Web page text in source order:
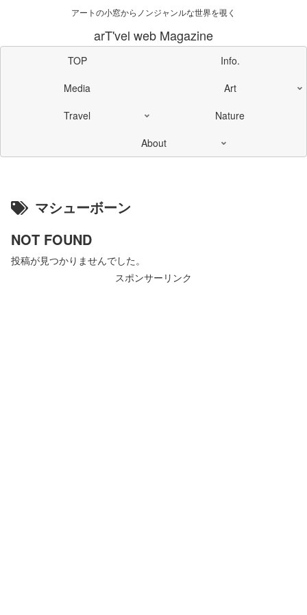
アートの小窓からノンジャンルな世界を覗く
arT'vel web Magazine
TOP
Info.
Media
Art
Travel
Nature
About
マシューボーン
NOT FOUND
投稿が見つかりませんでした。
スポンサーリンク